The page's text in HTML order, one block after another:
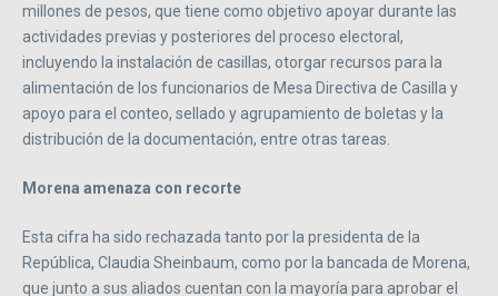
millones de pesos, que tiene como objetivo apoyar durante las
actividades previas y posteriores del proceso electoral,
incluyendo la instalación de casillas, otorgar recursos para la
alimentación de los funcionarios de Mesa Directiva de Casilla y
apoyo para el conteo, sellado y agrupamiento de boletas y la
distribución de la documentación, entre otras tareas.
Morena amenaza con recorte
Esta cifra ha sido rechazada tanto por la presidenta de la
República, Claudia Sheinbaum, como por la bancada de Morena,
que junto a sus aliados cuentan con la mayoría para aprobar el